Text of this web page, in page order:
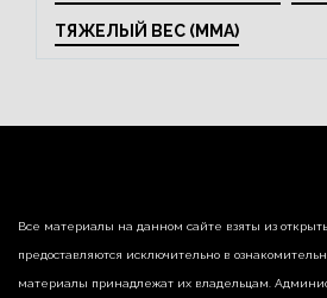
ТЯЖЕЛЫЙ ВЕС (MMA)
Все материалы на данном сайте взяты из
предоставляются исключительно в
материалы принадлежат их владельцам.